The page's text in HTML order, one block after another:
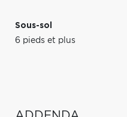
Sous-sol
6 pieds et plus